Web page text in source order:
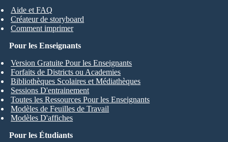
Aide et FAQ
Créateur de storyboard
Comment imprimer
Pour les Étudiants
Pour les Enseignants
Version Gratuite Pour les Enseignants
Forfaits de Districts ou Academies
Bibliothèques Scolaires et Médiathèques
Sessions D'entrainement
Toutes les Ressources Pour les Enseignants
Modèles de Feuilles de Travail
Modèles D'affiches